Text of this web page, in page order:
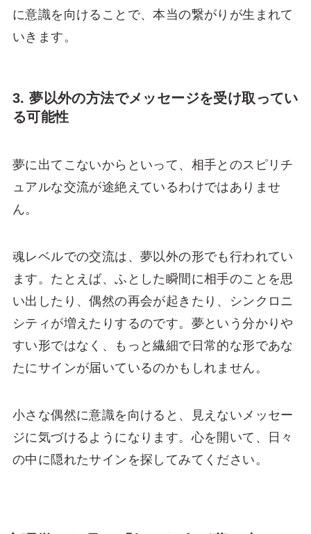
に意識を向けることで、本当の繋がりが生まれて
いきます。
3. 夢以外の方法でメッセージを受け取ってい
る可能性
夢に出てこないからといって、相手とのスピリチ
ュアルな交流が途絶えているわけではありませ
ん。
魂レベルでの交流は、夢以外の形でも行われてい
ます。たとえば、ふとした瞬間に相手のことを思
い出したり、偶然の再会が起きたり、シンクロニ
シティが増えたりするのです。夢という分かりや
すい形ではなく、もっと繊細で日常的な形であな
たにサインが届いているのかもしれません。
小さな偶然に意識を向けると、見えないメッセー
ジに気づけるようになります。心を開いて、日々
の中に隠れたサインを探してみてください。